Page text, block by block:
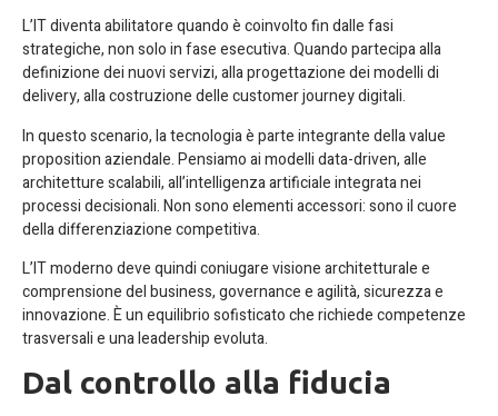
L’IT diventa abilitatore quando è coinvolto fin dalle fasi
strategiche, non solo in fase esecutiva. Quando partecipa alla
definizione dei nuovi servizi, alla progettazione dei modelli di
delivery, alla costruzione delle customer journey digitali.
In questo scenario, la tecnologia è parte integrante della value
proposition aziendale. Pensiamo ai modelli data-driven, alle
architetture scalabili, all’intelligenza artificiale integrata nei
processi decisionali. Non sono elementi accessori: sono il cuore
della differenziazione competitiva.
L’IT moderno deve quindi coniugare visione architetturale e
comprensione del business, governance e agilità, sicurezza e
innovazione. È un equilibrio sofisticato che richiede competenze
trasversali e una leadership evoluta.
Dal controllo alla fiducia